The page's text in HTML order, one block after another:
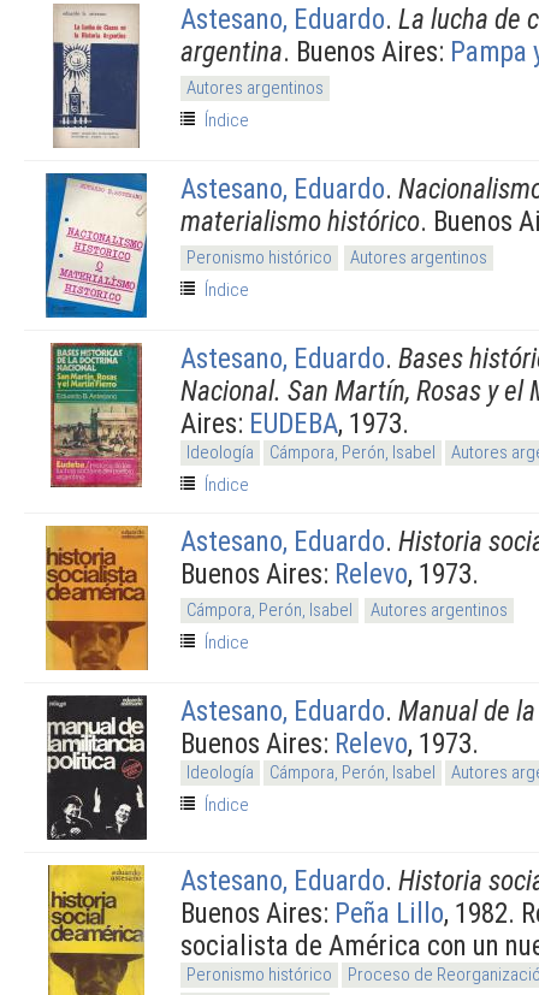
Astesano, Eduardo. La lucha de
argentina. Buenos Aires: Pampa
Autores argentinos
Índice
Astesano, Eduardo.
materialismo histórico. Buenos
Peronismo histórico
Autores argentinos
Índice
Astesano, Eduardo. Bases
Nacional. San Martín, Rosas y el
Aires: EUDEBA, 1973.
Ideología Cámpora, Perón, Isabel
Autores
Índice
Astesano, Eduardo. Historia
Buenos Aires: Relevo, 1973.
Cámpora, Perón, Isabel
Autores argentinos
Índice
Astesano, Eduardo. Manual de
Buenos Aires: Relevo, 1973.
Ideología Cámpora, Perón, Isabel
Autores
Índice
Astesano, Eduardo. Historia
Buenos Aires: Peña Lillo, 1982.
socialista de América con un
Peronismo histórico
Proceso de